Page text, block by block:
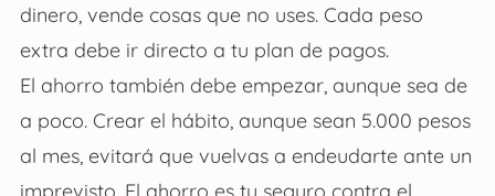
dinero, vende cosas que no uses. Cada peso
extra debe ir directo a tu plan de pagos.
El ahorro también debe empezar, aunque sea de
a poco. Crear el hábito, aunque sean 5.000 pesos
al mes, evitará que vuelvas a endeudarte ante un
imprevisto. El ahorro es tu seguro contra el